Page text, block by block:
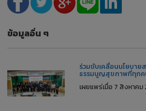
ข้อมูลอื่น ๆ
ร่วมขับเคลื่อนนโยบา
ธรรมนูญสุขภาพที่ทุกค
เผยแพร่เมื่อ 7 สิงหาคม